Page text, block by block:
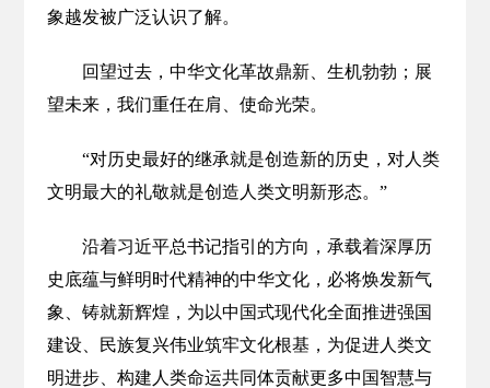
象越发被广泛认识了解。
回望过去，中华文化革故鼎新、生机勃勃；展
望未来，我们重任在肩、使命光荣。
“对历史最好的继承就是创造新的历史，对人类
文明最大的礼敬就是创造人类文明新形态。”
沿着习近平总书记指引的方向，承载着深厚历
史底蕴与鲜明时代精神的中华文化，必将焕发新气
象、铸就新辉煌，为以中国式现代化全面推进强国
建设、民族复兴伟业筑牢文化根基，为促进人类文
明进步、构建人类命运共同体贡献更多中国智慧与